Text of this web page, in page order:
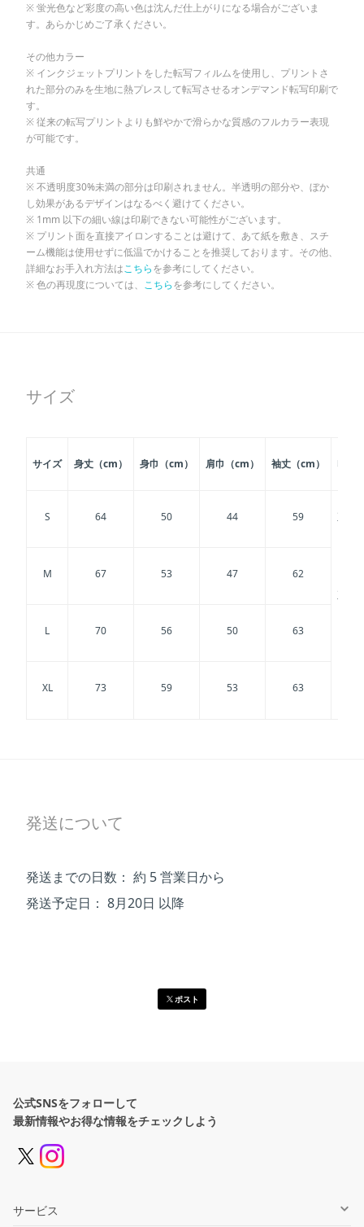
※ 蛍光色など彩度の高い色は沈んだ仕上がりになる場合がございま
す。あらかじめご了承ください。
その他カラー
※ インクジェットプリントをした転写フィルムを使用し、プリントさ
れた部分のみを生地に熱プレスして転写させるオンデマンド転写印刷で
す。
※ 従来の転写プリントよりも鮮やかで滑らかな質感のフルカラー表現
が可能です。
共通
※ 不透明度30%未満の部分は印刷されません。半透明の部分や、ぼか
し効果があるデザインはなるべく避けてください。
※ 1mm 以下の細い線は印刷できない可能性がございます。
※ プリント面を直接アイロンすることは避けて、あて紙を敷き、スチ
ーム機能は使用せずに低温でかけることを推奨しております。その他、
詳細なお手入れ方法はこちらを参考にしてください。
※ 色の再現度については、 こちらを参考にしてください。
サイズ
サイズ 身丈（cm） 身巾（cm） 肩巾（cm） 袖丈（cm） 印刷
S 64 50 44 59 正面
正面
M 67 53 47 62
L 70 56 50 63
XL 73 59 53 63
発送について
発送までの日数： 約 5 営業日から
発送予定日： 8月20日 以降
ポスト
公式SNSをフォローして
最新情報やお得な情報をチェックしよう
サービス